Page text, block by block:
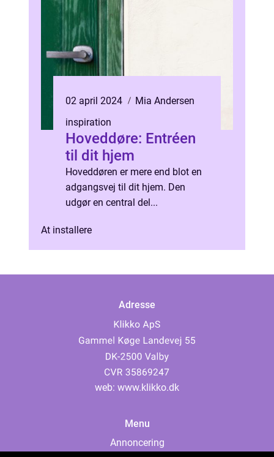
At installere
02 april 2024
Mia Andersen
inspiration
Hoveddøre: Entréen
til dit hjem
Hoveddøren er mere end blot en
adgangsvej til dit hjem. Den
udgør en central del...
Adresse
web: www.klikko.dk
Menu
Annoncering